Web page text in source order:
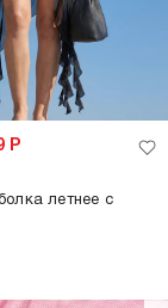
Р
летнее с